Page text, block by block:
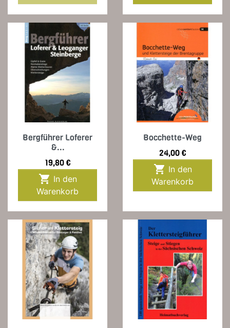
Bergführer Loferer
&...
Preis
19,80 €

Warenkorb
Bocchette-Weg
Preis
24,00 €

Warenkorb